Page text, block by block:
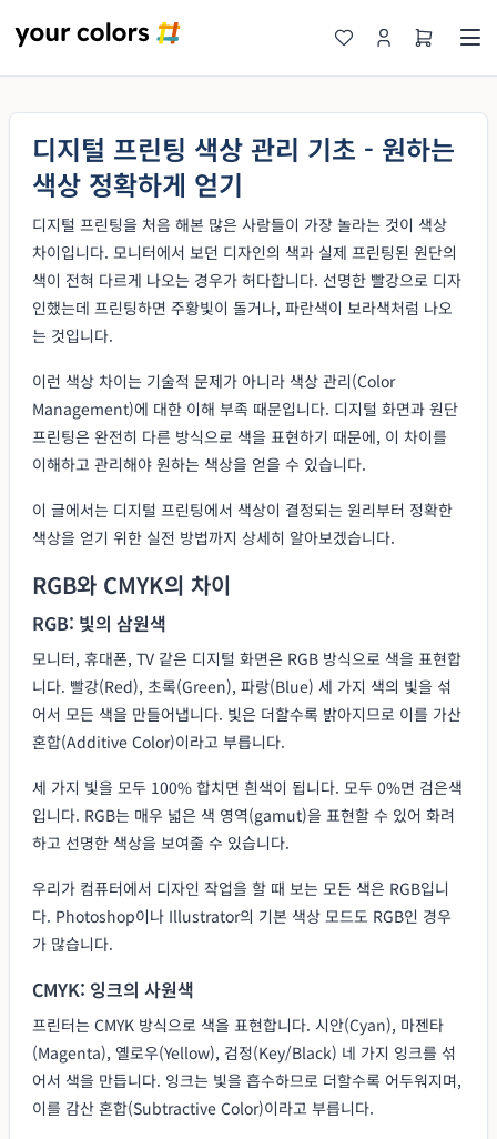
디지털 프린팅 색상 관리 기초 - 원하는
색상 정확하게 얻기
디지털 프린팅을 처음 해본 많은 사람들이 가장 놀라는 것이 색상
차이입니다. 모니터에서 보던 디자인의 색과 실제 프린팅된 원단의
색이 전혀 다르게 나오는 경우가 허다합니다. 선명한 빨강으로 디자
인했는데 프린팅하면 주황빛이 돌거나, 파란색이 보라색처럼 나오
는 것입니다.
이런 색상 차이는 기술적 문제가 아니라 색상 관리(Color
Management)에 대한 이해 부족 때문입니다. 디지털 화면과 원단
프린팅은 완전히 다른 방식으로 색을 표현하기 때문에, 이 차이를
이해하고 관리해야 원하는 색상을 얻을 수 있습니다.
이 글에서는 디지털 프린팅에서 색상이 결정되는 원리부터 정확한
색상을 얻기 위한 실전 방법까지 상세히 알아보겠습니다.
RGB와 CMYK의 차이
RGB: 빛의 삼원색
모니터, 휴대폰, TV 같은 디지털 화면은 RGB 방식으로 색을 표현합
니다. 빨강(Red), 초록(Green), 파랑(Blue) 세 가지 색의 빛을 섞
어서 모든 색을 만들어냅니다. 빛은 더할수록 밝아지므로 이를 가산
혼합(Additive Color)이라고 부릅니다.
세 가지 빛을 모두 100% 합치면 흰색이 됩니다. 모두 0%면 검은색
입니다. RGB는 매우 넓은 색 영역(gamut)을 표현할 수 있어 화려
하고 선명한 색상을 보여줄 수 있습니다.
우리가 컴퓨터에서 디자인 작업을 할 때 보는 모든 색은 RGB입니
다. Photoshop이나 Illustrator의 기본 색상 모드도 RGB인 경우
가 많습니다.
CMYK: 잉크의 사원색
프린터는 CMYK 방식으로 색을 표현합니다. 시안(Cyan), 마젠타
(Magenta), 옐로우(Yellow), 검정(Key/Black) 네 가지 잉크를 섞
어서 색을 만듭니다. 잉크는 빛을 흡수하므로 더할수록 어두워지며,
이를 감산 혼합(Subtractive Color)이라고 부릅니다.